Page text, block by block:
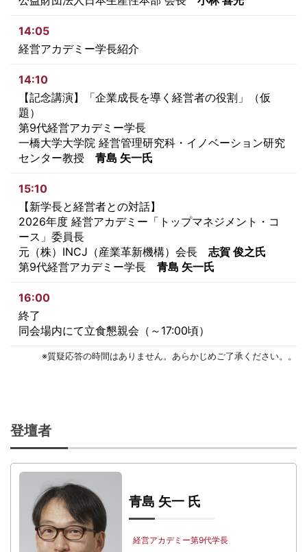
14:05
経営アカデミー学長紹介
14:10
【記念講演】「企業成長を導く経営者の役割」（仮
題）
第9代経営アカデミー学長
一橋大学大学院 経営管理研究科・イノベーション研究
センター教授 青島 矢一氏
15:10
【新学長と経営者との対話】
2026年度 経営アカデミー「トップマネジメント・コ
ース」委員長
元（株）INCJ（産業革新機構）会長 志賀 俊之氏
第9代経営アカデミー学長 青島 矢一氏
16:00
終了
同会場内にて立食懇親会（～17:00頃）
※質疑応答の時間はありません。あらかじめご了承ください。。
登壇者
青島 矢一 氏
経営アカデミー第9代学長